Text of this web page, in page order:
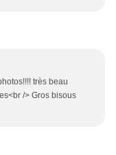
très beau
/> Gros bisous